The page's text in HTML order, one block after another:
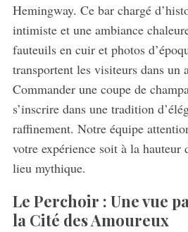
Hemingway. Ce bar chargé
intimiste et une ambiance
fauteuils en cuir et photos
transportent les visiteurs dans un
Commander une coupe de
s’inscrire dans une tradition
raffinement. Notre équipe
votre expérience soit à la hauteur
lieu mythique.
Le Perchoir : Une vue
la Cité des Amoureux